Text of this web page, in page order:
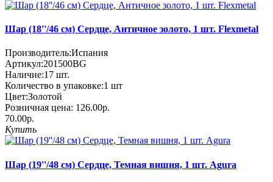
Шар (18''/46 см) Сердце, Античное золото, 1 шт. Flexmetal
Производитель:Испания
Артикул:201500BG
Наличие:17 шт.
Количество в упаковке:1 шт
Цвет:Золотой
Розничная цена: 126.00р.
70.00р.
Купить
Шар (19''/48 см) Сердце, Темная вишня, 1 шт. Agura